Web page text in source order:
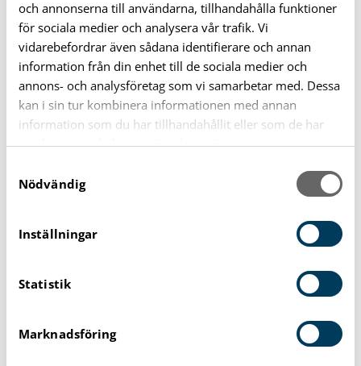
och annonserna till användarna, tillhandahålla funktioner
för sociala medier och analysera vår trafik. Vi
vidarebefordrar även sådana identifierare och annan
information från din enhet till de sociala medier och
annons- och analysföretag som vi samarbetar med. Dessa
kan i sin tur kombinera informationen med annan
information som du har tillhandahållit eller som de har
samlat in när du har använt deras tjänster.
Nödvändig
Inställningar
Statistik
Marknadsföring
Utbetalning sker till den bank och det konto som anges
på ansökan. Ange även bankens clearingnummer. Anges
inte något bankkonto sänds ersättning på
utbetalningsavi till den som anges som
betalningsmottagare på ansökan – utbetalning sker
dock alltid till eleven om denne är myndig. Bidraget
elever som går i fristående gymnasieskolor,
utbildningar samt för utlandssvenska elever gäller att
till inackordering och ansökan görs till CSN.
inackorderingsbidrag är du skyldig att återbetala för